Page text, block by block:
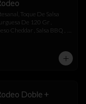
Toque De Salsa
De 120 Gr ,
Cheddar , Salsa BBQ ,
+